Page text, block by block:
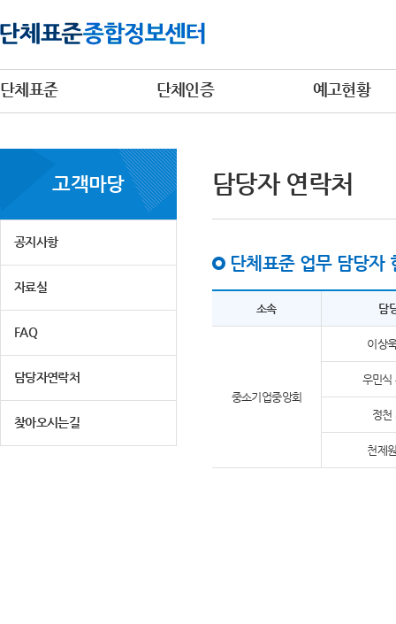
단체표준 단체인증 예고현황
고객마당
공지사항
자료실
FAQ
담당자연락처
찾아오시는길
담당자 연락처
단체표준 업무 담당자
소속 담
중소기업중앙회
이상
우민식
정천
천제